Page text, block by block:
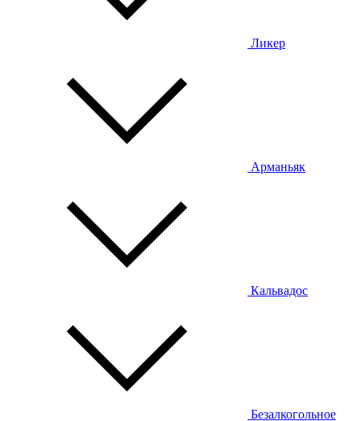
Ликер
Арманьяк
Кальвадос
Безалкогольное